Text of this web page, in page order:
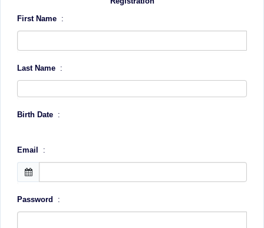
First Name :
Last Name :
Birth Date :
Email :
Password :